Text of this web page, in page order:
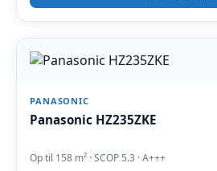
PANASONIC
Panasonic HZ235ZKE
Op til 158 m² · SCOP 5.3 · A+++